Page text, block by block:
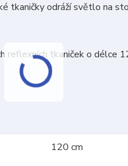
tkaničky odráží světlo na
reflexních tkaniček o délce
120 cm